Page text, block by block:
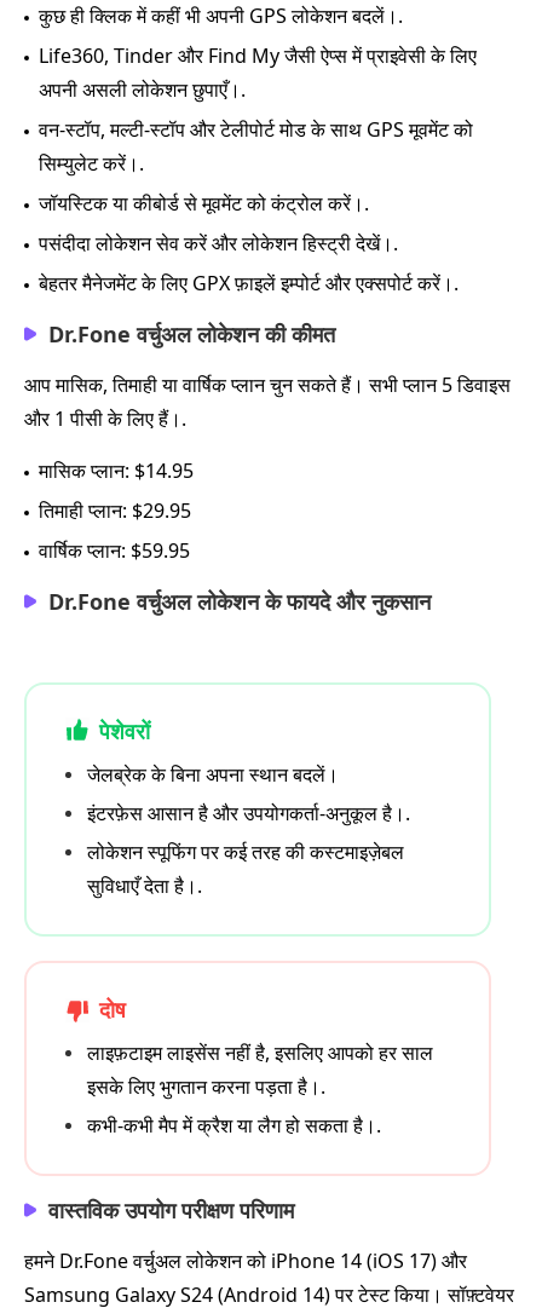
कुछ ही क्लिक में कहीं भी अपनी GPS लोकेशन बदलें।.
Life360, Tinder और Find My जैसी ऐप्स में प्राइवेसी के लिए
अपनी असली लोकेशन छुपाएँ।.
वन‑स्टॉप, मल्टी‑स्टॉप और टेलीपोर्ट मोड के साथ GPS मूवमेंट को
सिम्युलेट करें।.
जॉयस्टिक या कीबोर्ड से मूवमेंट को कंट्रोल करें।.
पसंदीदा लोकेशन सेव करें और लोकेशन हिस्ट्री देखें।.
बेहतर मैनेजमेंट के लिए GPX फ़ाइलें इम्पोर्ट और एक्सपोर्ट करें।.
Dr.Fone वर्चुअल लोकेशन की कीमत
आप मासिक, तिमाही या वार्षिक प्लान चुन सकते हैं। सभी प्लान 5 डिवाइस
और 1 पीसी के लिए हैं।.
मासिक प्लान: $14.95
तिमाही प्लान: $29.95
वार्षिक प्लान: $59.95
Dr.Fone वर्चुअल लोकेशन के फायदे और नुकसान
पेशेवरों
जेलब्रेक के बिना अपना स्थान बदलें।
इंटरफ़ेस आसान है और उपयोगकर्ता‑अनुकूल है।.
लोकेशन स्पूफिंग पर कई तरह की कस्टमाइज़ेबल
सुविधाएँ देता है।.
दोष
लाइफ़टाइम लाइसेंस नहीं है, इसलिए आपको हर साल
इसके लिए भुगतान करना पड़ता है।.
कभी‑कभी मैप में क्रैश या लैग हो सकता है।.
वास्तविक उपयोग परीक्षण परिणाम
हमने Dr.Fone वर्चुअल लोकेशन को iPhone 14 (iOS 17) और
Samsung Galaxy S24 (Android 14) पर टेस्ट किया। सॉफ़्टवेयर